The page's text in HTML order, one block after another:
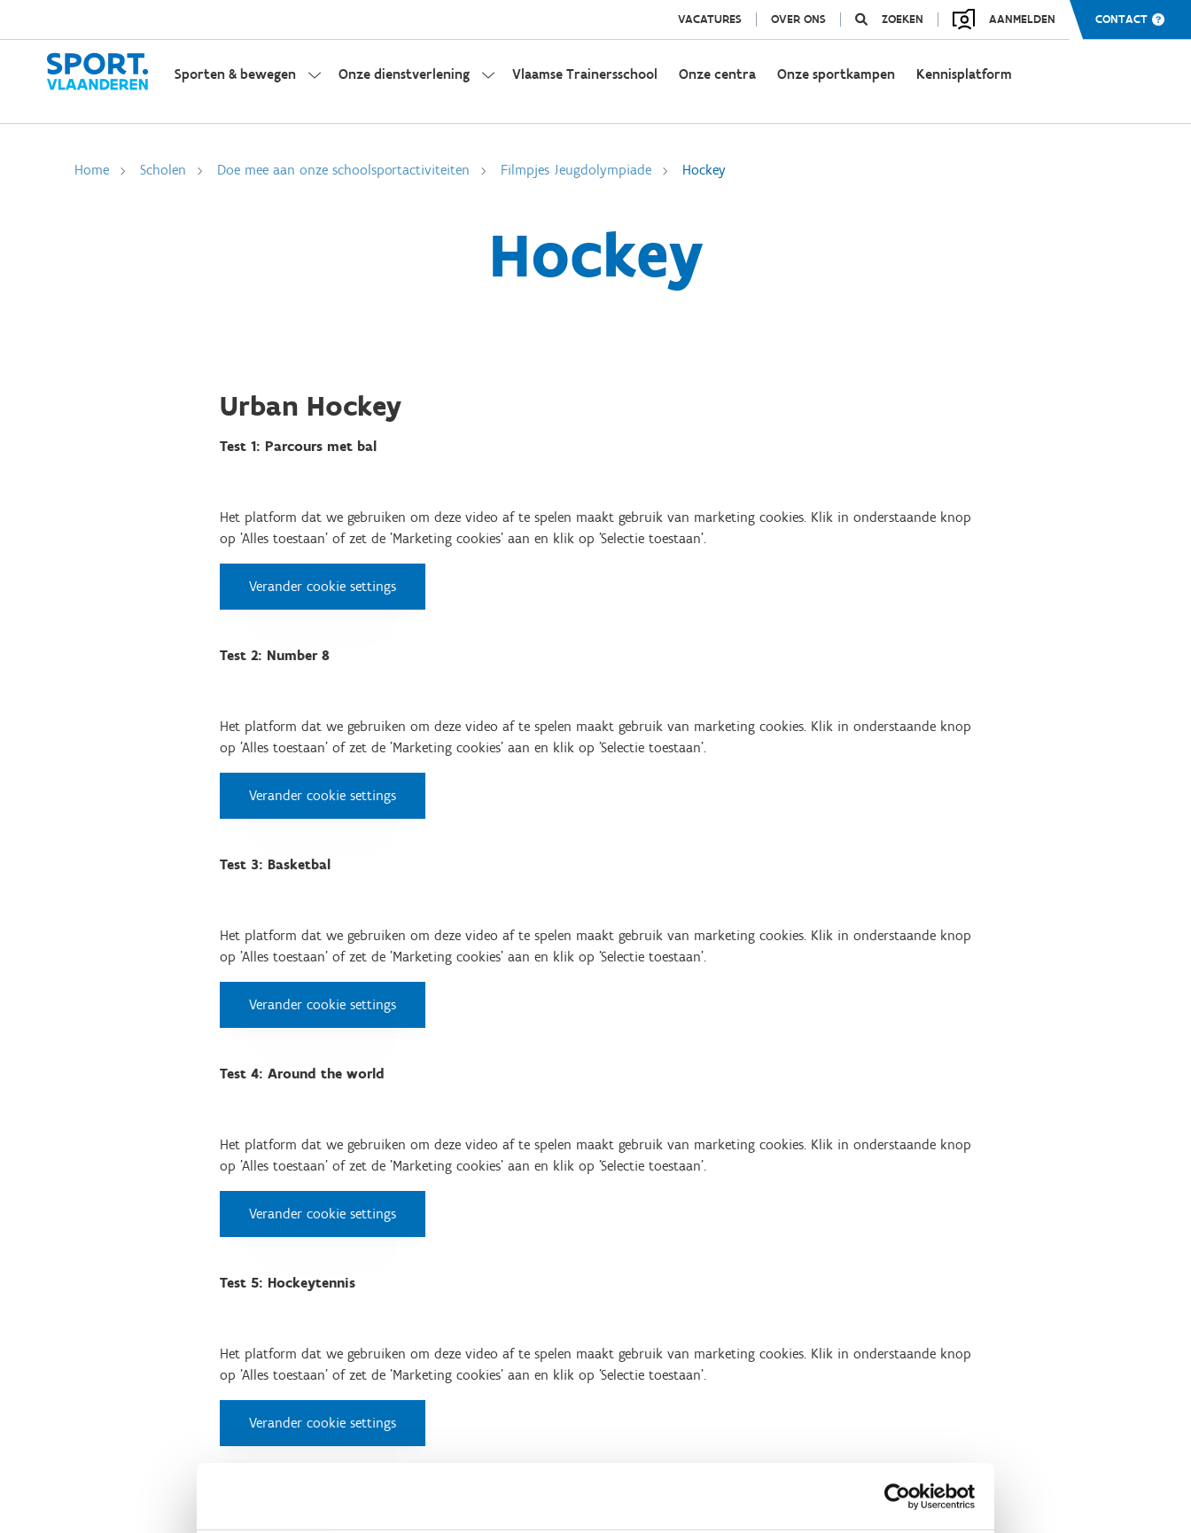
VACATURES OVER ONS ZOEKEN AANMELDEN CONTACT
Sporten & bewegen Onze dienstverlening Vlaamse Trainersschool Onze centra Onze sportkampen Kennisplatform
Home Scholen Doe mee aan onze schoolsportactiviteiten Filmpjes Jeugdolympiade Hockey
Hockey
Urban Hockey
Test 1: Parcours met bal
Het platform dat we gebruiken om deze video af te spelen maakt gebruik van marketing cookies. Klik in onderstaande knop
op 'Alles toestaan' of zet de 'Marketing cookies' aan en klik op 'Selectie toestaan'.
Verander cookie settings
Test 2: Number 8
Het platform dat we gebruiken om deze video af te spelen maakt gebruik van marketing cookies. Klik in onderstaande knop
op 'Alles toestaan' of zet de 'Marketing cookies' aan en klik op 'Selectie toestaan'.
Verander cookie settings
Test 3: Basketbal
Het platform dat we gebruiken om deze video af te spelen maakt gebruik van marketing cookies. Klik in onderstaande knop
op 'Alles toestaan' of zet de 'Marketing cookies' aan en klik op 'Selectie toestaan'.
Verander cookie settings
Test 4: Around the world
Het platform dat we gebruiken om deze video af te spelen maakt gebruik van marketing cookies. Klik in onderstaande knop
op 'Alles toestaan' of zet de 'Marketing cookies' aan en klik op 'Selectie toestaan'.
Verander cookie settings
Test 5: Hockeytennis
Het platform dat we gebruiken om deze video af te spelen maakt gebruik van marketing cookies. Klik in onderstaande knop
op 'Alles toestaan' of zet de 'Marketing cookies' aan en klik op 'Selectie toestaan'.
Verander cookie settings